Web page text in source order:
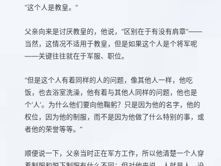
“这个人是教皇。”
父亲向来是讨厌教皇的，他说，“区别在于有没有肩章”——
当然，这情况不适用于教皇，但是如果这个人是个将军呢
——关键往往就在于军服、职位。
“但是这个人有着同样的人的问题，像其他人一样，他吃
饭，也去浴室洗澡，他有着与其他人同样的问题，他也是
个‘人’。为什么他们要向他鞠躬？只是因为他的名字，他的
权位，因为他的制服，而不是因为他做了什么特别的事，或
者他的荣誉等等。”
顺便说一下，父亲当时正在军方工作，所以他清楚一个人穿